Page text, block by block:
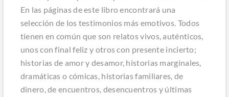
En las páginas de este libro encontrará una
selección de los testimonios más emotivos. Todos
tienen en común que son relatos vivos, auténticos,
unos con final feliz y otros con presente incierto;
historias de amor y desamor, historias marginales,
dramáticas o cómicas, historias familiares, de
dinero, de encuentros, desencuentros y últimas